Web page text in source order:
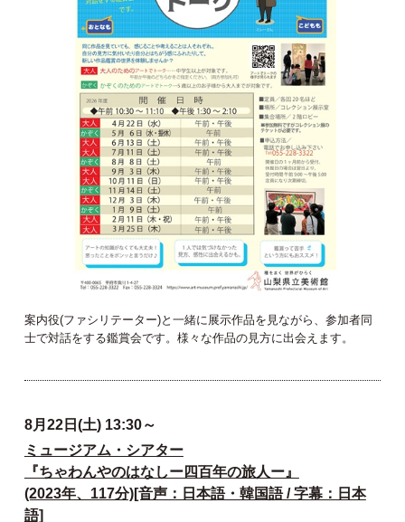
案内役(ファシリテーター)と一緒に展示作品を見ながら、参加者同
士で対話をする鑑賞会です。様々な作品の見方に出会えます。
8月22日(土) 13:30～
ミュージアム・シアター
『ちゃわんやのはなしー四百年の旅人ー』
(2023年、117分)[音声：日本語・韓国語 / 字幕：日本
語]